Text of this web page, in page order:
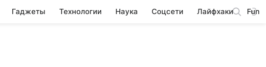
Гаджеты Технологии Наука Соцсети Лайфхаки Fun